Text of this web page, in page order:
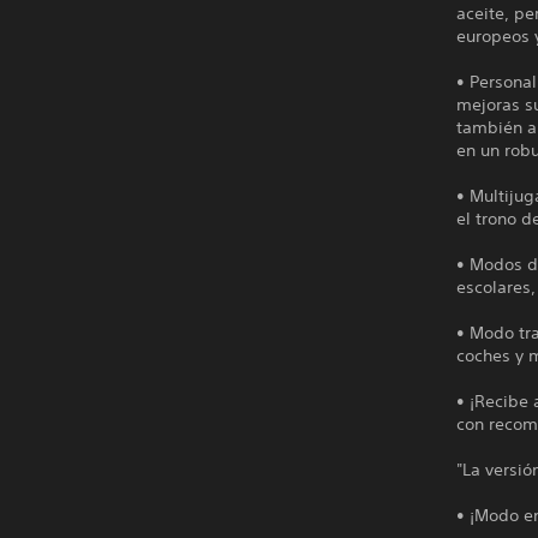
aceite,
europeos
•
mejoras
también
en un
•
el trono
• Modos
• Modo
coches y
•
con
"La
• ¡Modo